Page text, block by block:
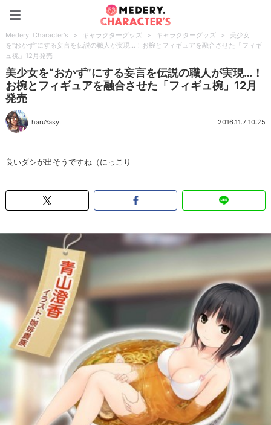
Medery. Character's > キャラクターグッズ > キャラクターグッズ >
美少女
を“おかず”にする妄言を伝説の職人が実現…！お椀とフィギュアを融合させた「フィギ
ュ椀」12月発売
美少女を“おかず”にする妄言を伝説の職人が実現…！
お椀とフィギュアを融合させた「フィギュ椀」12月
発売
haruYasy. 2016.11.7 10:25
良いダシが出そうですね（にっこり